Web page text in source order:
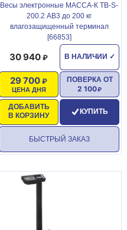
Becы элeктpонные МАССА-К ТВ-S-
200.2 АВ3 до 200 кг
влагозащищенный терминал
[66853]
В НАЛИЧИИ ✓
30 940
ЦЕНА ДНЯ
29 700
ДОБАВИТЬ
В КОРЗИНУ
ПОВЕРКА ОТ
2 100
КУПИТЬ
БЫСТРЫЙ ЗАКАЗ